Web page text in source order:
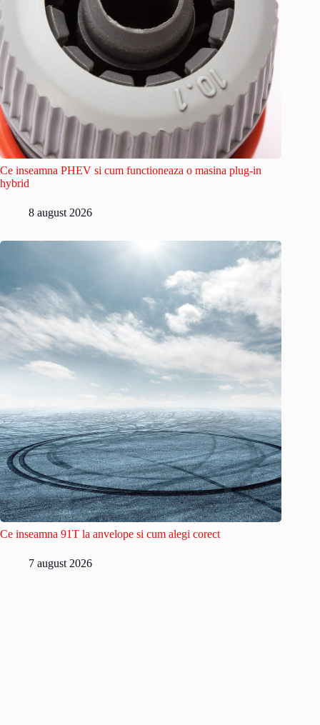
Ce inseamna PHEV si cum functioneaza o masina plug-in
hybrid
8 august 2026
Ce inseamna 91T la anvelope si cum alegi corect
7 august 2026